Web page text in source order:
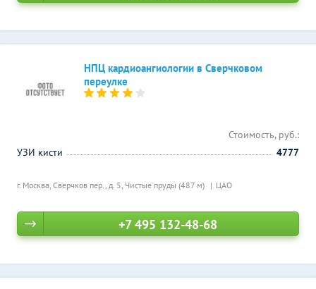
НПЦ кардиоангиологии в Сверчковом
переулке
г. Москва, Сверчков пер., д. 5, Чистые пруды (487 м) ЦАО
Стоимость, руб.:
УЗИ кисти
4777
+7 495 132-48-68